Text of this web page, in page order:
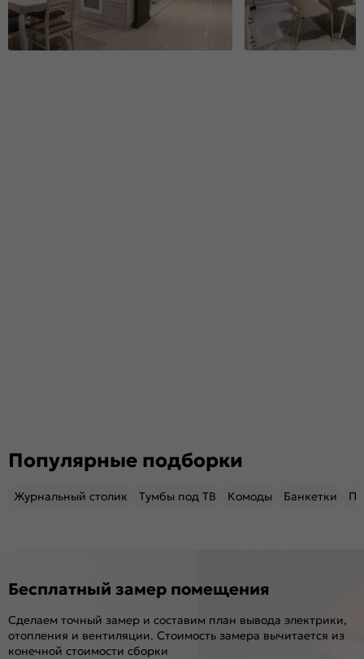
Популярные подборки
Журнальный столик Тумбы под ТВ Комоды Банкетки
Бесплатный замер помещения
Сделаем точный замер и составим план вывода электрики,
отопления и вентиляции. Стоимость замера вычитается из
конечной стоимости сборки